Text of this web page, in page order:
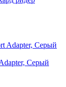
Серый